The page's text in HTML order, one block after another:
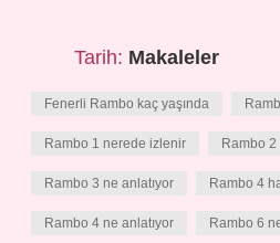
Tarih: Makaleler
Fenerli Rambo kaç yaşında
Rambo 1 nerede izlenir Rambo 2
Rambo 3 ne anlatıyor Rambo 4
Rambo 4 ne anlatıyor Rambo 6